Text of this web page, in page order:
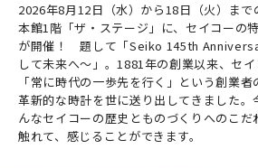
2026年8月12日（水）から18日（火）ま
本館1階「ザ・ステージ」に、セイコーの
が開催！ 題して「Seiko 145th
して未来へ～」。1881年の創業以来、セイ
「常に時代の一歩先を行く」という創業
革新的な時計を世に送り出してきました。
んなセイコーの歴史とものづくりへのこだ
触れて、感じることができます。